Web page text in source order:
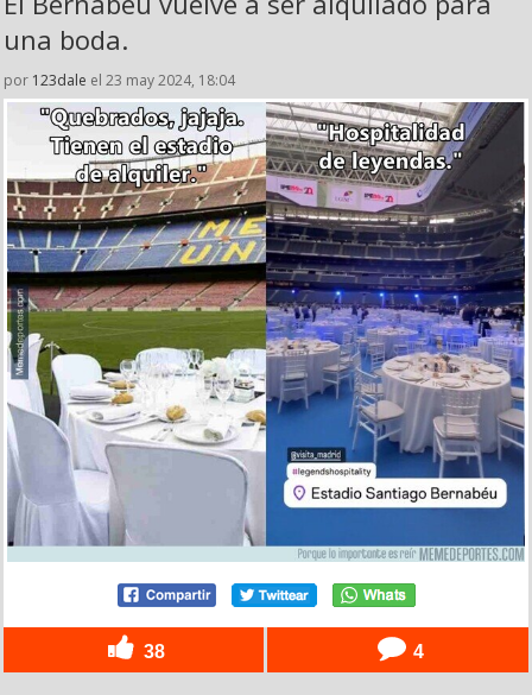
una boda.
por 123dale el 23 may 2024, 18:04
38 4